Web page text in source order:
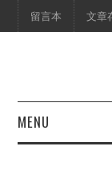
留言本 文章
MENU